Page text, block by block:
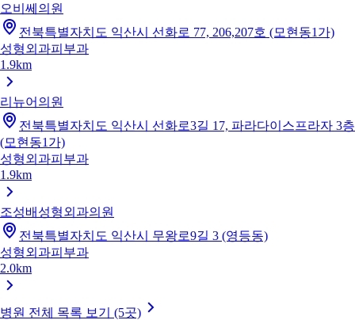
오비쎄의원
전북특별자치도 익산시 선화로 77, 206,207호 (모현동1가)
성형외과피부과
1.9km
리뉴어의원
전북특별자치도 익산시 선화로3길 17, 파라다이스프라자 3층
(모현동1가)
성형외과피부과
1.9km
조성배성형외과의원
전북특별자치도 익산시 무왕로9길 3 (영등동)
성형외과피부과
2.0km
병원 전체 목록 보기 (5곳)